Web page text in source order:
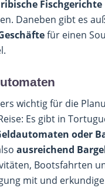
Fischgerichte
Daneben gibt es
für einen
wichtig für die
Es gibt in
oder
ausreichend
Bootsfahrten
mit und